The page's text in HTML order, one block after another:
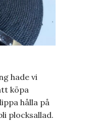
hade vi
köpa
hålla på
plocksallad.